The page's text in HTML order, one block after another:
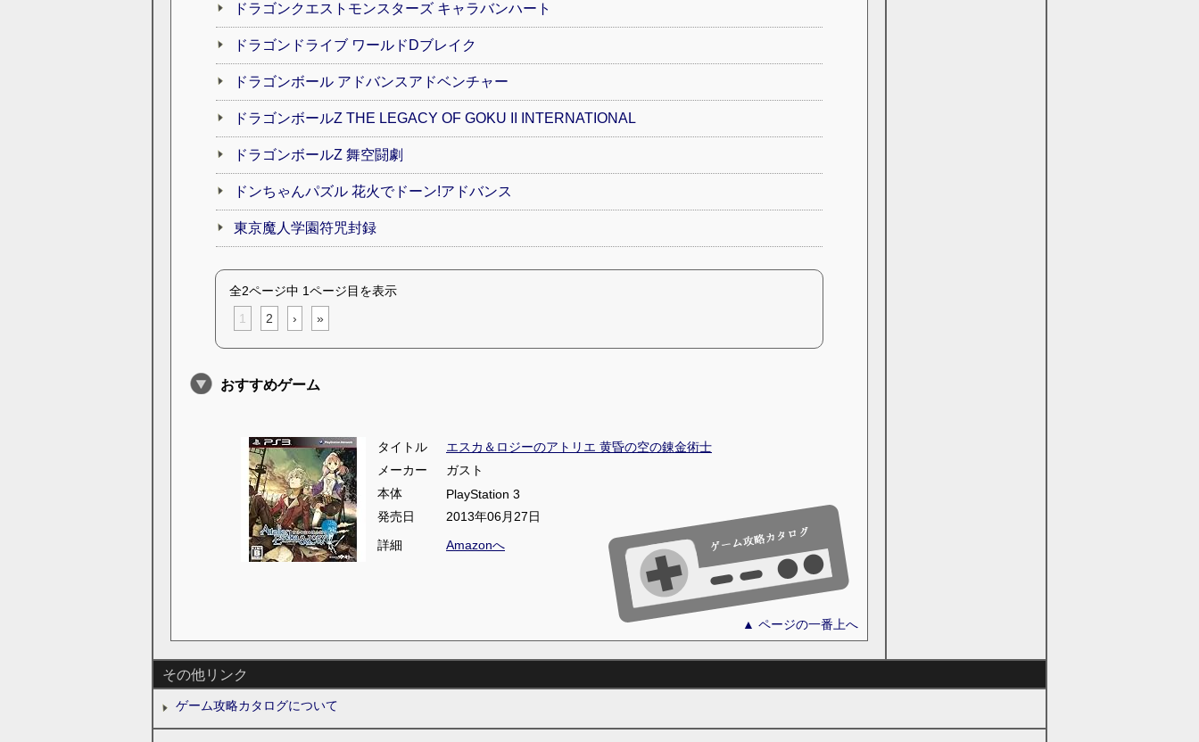
ドラゴンクエストモンスターズ キャラバンハート
ドラゴンドライブ ワールドDブレイク
ドラゴンボール アドバンスアドベンチャー
ドラゴンボールZ THE LEGACY OF GOKU II INTERNATIONAL
ドラゴンボールZ 舞空闘劇
ドンちゃんパズル 花火でドーン!アドバンス
東京魔人学園符咒封録
全2ページ中 1ページ目を表示
1
2 › »
おすすめゲーム
タイトル
エスカ＆ロジーのアトリエ 黄昏の空の錬金術士
メーカー
ガスト
本体
PlayStation 3
発売日
2013年06月27日
詳細
Amazonへ
▲ ページの一番上へ
その他リンク
ゲーム攻略カタログについて